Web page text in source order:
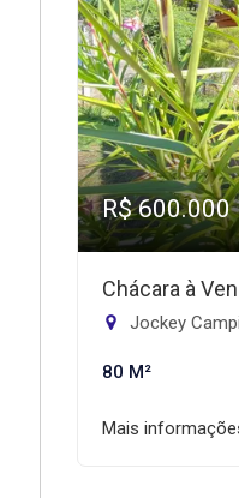
R$ 600.000
Chácara à
Jockey
80 M²
Mais